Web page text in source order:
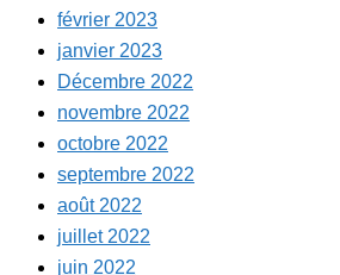
février 2023
janvier 2023
Décembre 2022
novembre 2022
octobre 2022
septembre 2022
août 2022
juillet 2022
juin 2022